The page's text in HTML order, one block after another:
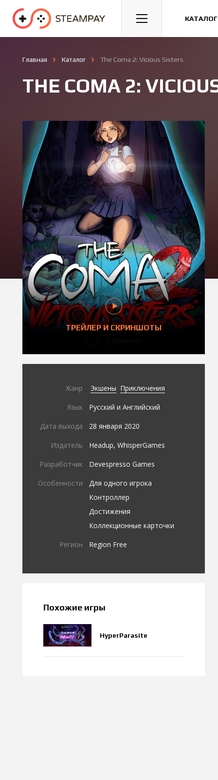
Спорт Гонки Казуальные
Главная Каталог The Coma 2: Vicious Sisters
THE COMA 2:
ТРЕЙЛЕР И СКРИНШОТЫ
Жанр Экшены Приключения
Язык Русский и Английский
Дата выхода 28 января 2020
Издатель Headup, WhisperGames
Разработчик Devespresso Games
Особенности
Для одного игрока
Контроллер
Достижения
Коллекционные карточки
Регион Region Free
Похожие игры
HyperParasite